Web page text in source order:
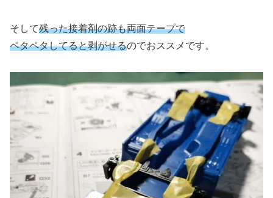
そして残った接着剤の跡も両面テープで
ペタペタしてると剥がせるのでおススメです。